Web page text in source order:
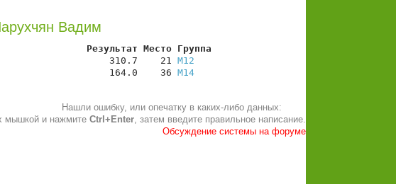
Вадим
Результат Место Группа
310.7    21
М12
164.0    36
М14
Нашли ошибку, или опечатку в каких-либо данных:
мышкой и нажмите Ctrl+Enter, затем введите правильное написание.
Обсуждение системы на форуме